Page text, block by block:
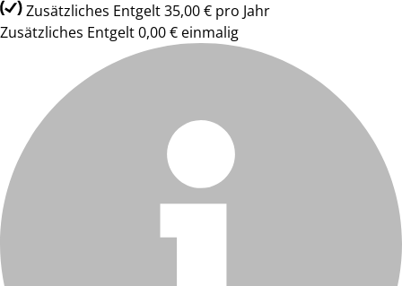
Zusätzliches Entgelt 35,00 € pro Jahr
Zusätzliches Entgelt 0,00 € einmalig